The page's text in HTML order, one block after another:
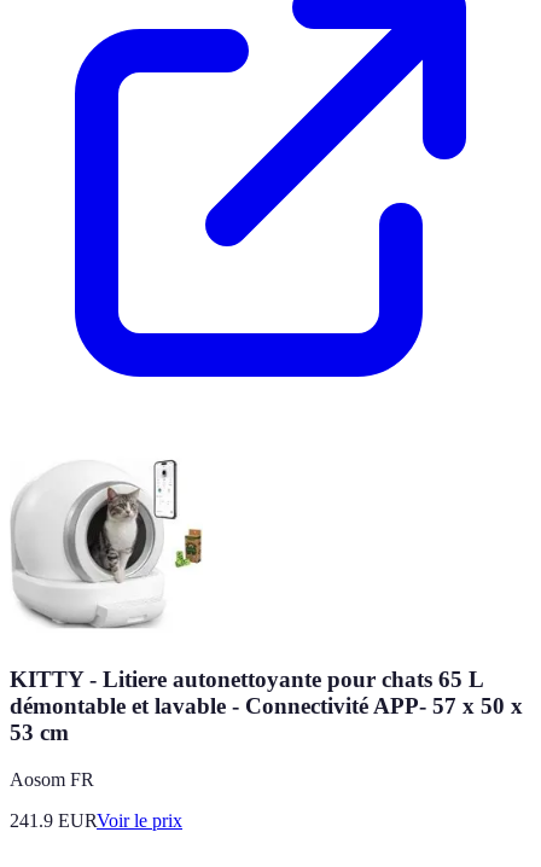
KITTY - Litiere autonettoyante pour chats 65 L
démontable et lavable - Connectivité APP- 57 x 50 x
53 cm
Aosom FR
241.9 EURVoir le prix